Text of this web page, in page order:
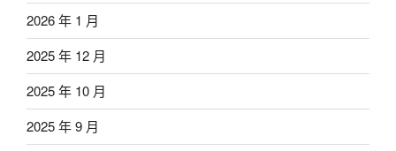
2026 年 1 月
2025 年 12 月
2025 年 10 月
2025 年 9 月